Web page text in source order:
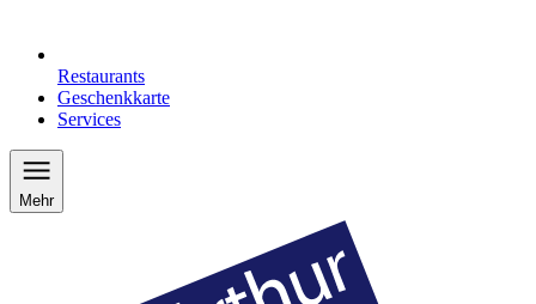
Restaurants
Geschenkkarte
Services
Mehr